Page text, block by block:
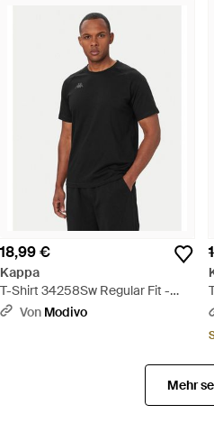
18,99 €
Kappa
T-Shirt 34258Sw Regular Fit -
Schwarz
Von Modivo
Mehr